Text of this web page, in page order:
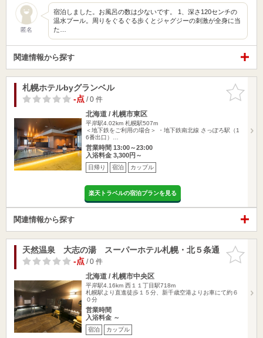
匿名
宿泊しました。お風呂の数は少ないです。 1、深さ120センチの
温水プール。周りをぐるぐる歩くとジャグジーの刺激が全身に当
た…
関連情報から探す
お気に入
りに追加
札幌ホテルbyグランベル
-点/ 0 件
北海道 / 札幌市東区
平岸駅4.02km 札幌駅507m
＜地下鉄をご利用の場合＞ ・地下鉄南北線 さっぽろ駅（1
6番出口）…
営業時間 13:00～23:00
入浴料金 3,300円～
日帰り 宿泊 カップル
楽天トラベルの宿泊プランを見る
関連情報から探す
お気に入
りに追加
天然温泉 大志の湯 スーパーホテル札幌・北５条通
-点/ 0 件
北海道 / 札幌市中央区
平岸駅4.16km 西１１丁目駅718m
札幌駅より直進徒歩１５分、新千歳空港よりお車にて約６
０分
営業時間
入浴料金 ～
宿泊 カップル